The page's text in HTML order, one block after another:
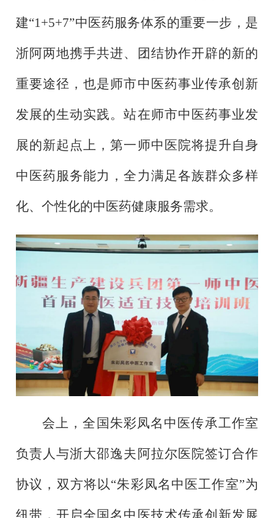
建“1+5+7”中医药服务体系的重要一步，是
浙阿两地携手共进、团结协作开辟的新的
重要途径，也是师市中医药事业传承创新
发展的生动实践。站在师市中医药事业发
展的新起点上，第一师中医院将提升自身
中医药服务能力，全力满足各族群众多样
化、个性化的中医药健康服务需求。
会上，全国朱彩凤名中医传承工作室
负责人与浙大邵逸夫阿拉尔医院签订合作
协议，双方将以“朱彩凤名中医工作室”为
纽带，开启全国名中医技术传承创新发展